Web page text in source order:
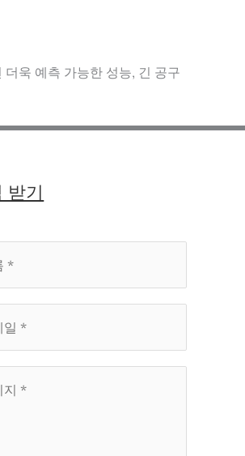
욱 예측 가능한 성능, 긴 공구
받기